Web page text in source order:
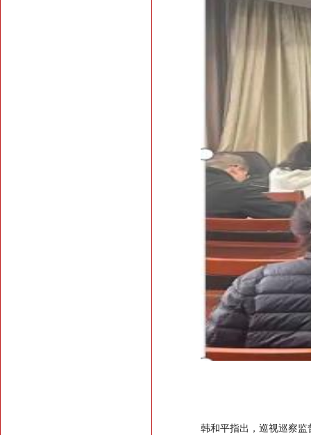
韩和平指出，巡视巡察